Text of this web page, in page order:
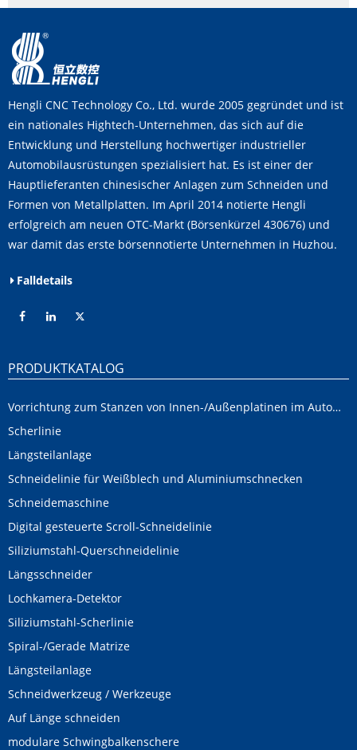
Hengli CNC Technology Co., Ltd. wurde 2005 gegründet und ist
ein nationales Hightech-Unternehmen, das sich auf die
Entwicklung und Herstellung hochwertiger industrieller
Automobilausrüstungen spezialisiert hat. Es ist einer der
Hauptlieferanten chinesischer Anlagen zum Schneiden und
Formen von Metallplatten. Im April 2014 notierte Hengli
erfolgreich am neuen OTC-Markt (Börsenkürzel 430676) und
war damit das erste börsennotierte Unternehmen in Huzhou.
Falldetails
PRODUKTKATALOG
Vorrichtung zum Stanzen von Innen-/Außenplatinen im Automobilbereich
Scherlinie
Längsteilanlage
Schneidelinie für Weißblech und Aluminiumschnecken
Schneidemaschine
Digital gesteuerte Scroll-Schneidelinie
Siliziumstahl-Querschneidelinie
Längsschneider
Lochkamera-Detektor
Siliziumstahl-Scherlinie
Spiral-/Gerade Matrize
Längsteilanlage
Schneidwerkzeug / Werkzeuge
Auf Länge schneiden
modulare Schwingbalkenschere